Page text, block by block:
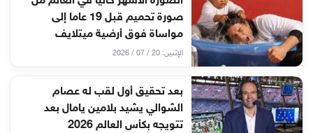
صورة تحميم قبل 19 عاما إلى
مواساة فوق أرضية ميتلايف
الإثنين: 20 / 07 / 2026
بعد تحقيق أول لقب له عصام
الشوالي يشيد بلامين يامال بعد
تتويجه بكأس العالم 2026